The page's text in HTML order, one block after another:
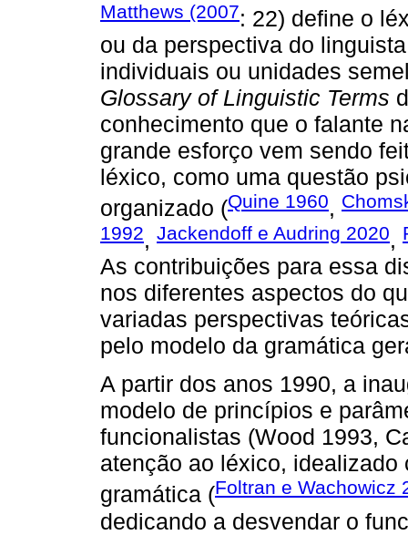
Matthews (2007: 22) define o
ou da perspectiva do
individuais ou unidades
Glossary of Linguistic Terms
conhecimento que o falante
grande esforço vem sendo
léxico, como uma questão
organizado (Quine 1960,
1992, Jackendoff e Audring 2020,
As contribuições para essa
nos diferentes aspectos do
variadas perspectivas
pelo modelo da gramática
A partir dos anos 1990, a
modelo de princípios e
funcionalistas (Wood 1993,
atenção ao léxico,
gramática (Foltran e Wachowicz
dedicando a desvendar o